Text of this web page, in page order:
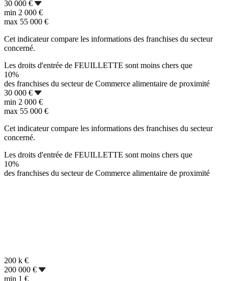
30 000 €
min 2 000 €
max 55 000 €
Cet indicateur compare les informations des franchises du secteur
concerné.
Les droits d'entrée de FEUILLETTE sont moins chers que
10%
des franchises du secteur de Commerce alimentaire de proximité
30 000 €
min 2 000 €
max 55 000 €
Cet indicateur compare les informations des franchises du secteur
concerné.
Les droits d'entrée de FEUILLETTE sont moins chers que
10%
des franchises du secteur de Commerce alimentaire de proximité
200 k €
200 000 €
min 1 €